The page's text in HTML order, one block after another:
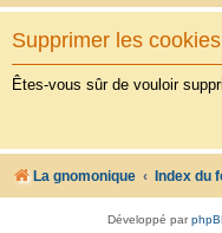
Supprimer les cookies
Êtes-vous sûr de vouloir
La gnomonique Index du
Développé par